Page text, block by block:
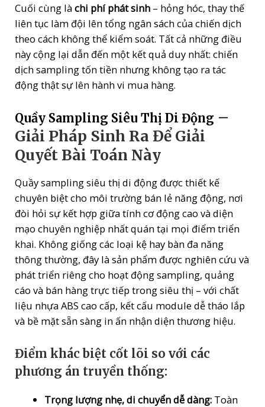
Cuối cùng làchi phí phát sinh – hỏng hóc, thay thế
liên tục làm đội lên tổng ngân sách của chiến dịch
theo cách không thể kiểm soát. Tất cả những điều
này cộng lại dẫn đến một kết quả duy nhất: chiến
dịch sampling tốn tiền nhưng không tạo ra tác
động thật sự lên hành vi mua hàng.
Quầy Sampling Siêu Thị Di Động –
Giải Pháp Sinh Ra Để Giải
Quyết Bài Toán Này
Quầy sampling siêu thị di động được thiết kế
chuyên biệt cho môi trường bán lẻ năng động, nơi
đòi hỏi sự kết hợp giữa tính cơ động cao và diện
mạo chuyên nghiệp nhất quán tại mọi điểm triển
khai. Không giống các loại kệ hay bàn đa năng
thông thường, đây là sản phẩm được nghiên cứu và
phát triển riêng cho hoạt động sampling, quảng
cáo và bán hàng trực tiếp trong siêu thị – với chất
liệu nhựa ABS cao cấp, kết cấu module dễ tháo lắp
và bề mặt sẵn sàng in ấn nhận diện thương hiệu.
Điểm khác biệt cốt lõi so với các
phương án truyền thống:
Trọng lượng nhẹ, di chuyển dễ dàng:Toàn